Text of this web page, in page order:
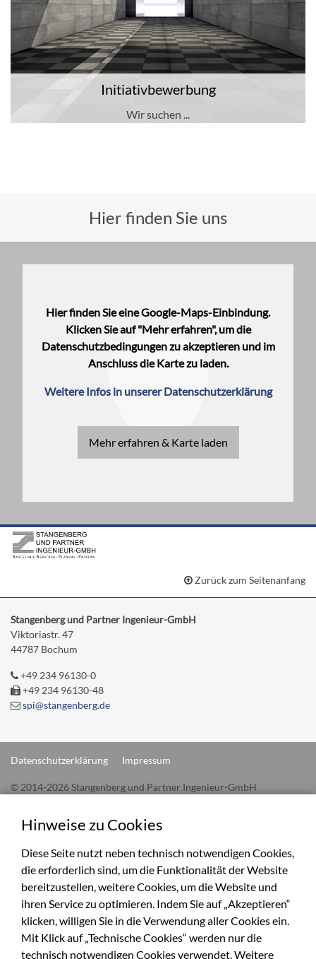
Initiativbewerbung
Wir suchen ...
Hier finden Sie uns
Hier finden Sie eine Google-Maps-Einbindung.
Klicken Sie auf "Mehr erfahren", um die
Datenschutzbedingungen zu akzeptieren und im
Anschluss die Karte zu laden.
Weitere Infos in unserer Datenschutzerklärung
Mehr erfahren & Karte laden
Zurück zum Seitenanfang
Stangenberg und Partner Ingenieur-GmbH
Viktoriastr. 47
44787 Bochum
+49 234 96130-0
+49 234 96130-48
spi@stangenberg.de
Datenschutzerklärung Impressum
© 2014-2026 Stangenberg und Partner Ingenieur-GmbH
Hinweise zu Cookies
Diese Seite nutzt neben technisch notwendigen Cookies,
die erforderlich sind, um die Funktionalität der Website
bereitzustellen, weitere Cookies, um die Website und
ihren Service zu optimieren. Indem Sie auf „Akzeptieren“
klicken, willigen Sie in die Verwendung aller Cookies ein.
Mit Klick auf „Technische Cookies“ werden nur die
technisch notwendigen Cookies verwendet. Weitere